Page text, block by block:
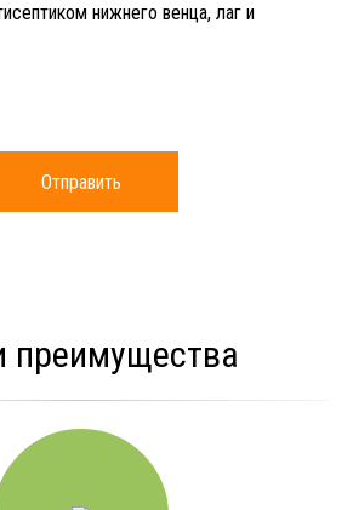
нижнего венца, лаг и
Отправить
преимущества